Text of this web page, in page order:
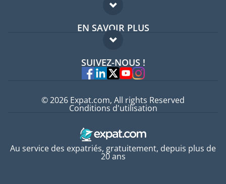
Forum expatriés
Guides pays
EN SAVOIR PLUS
FAQ
Experts
SUIVEZ-NOUS !
Au service des expatriés, gratuitement, depuis plus de
20 ans
© 2026 Expat.com, All rights Reserved
Conditions d'utilisation